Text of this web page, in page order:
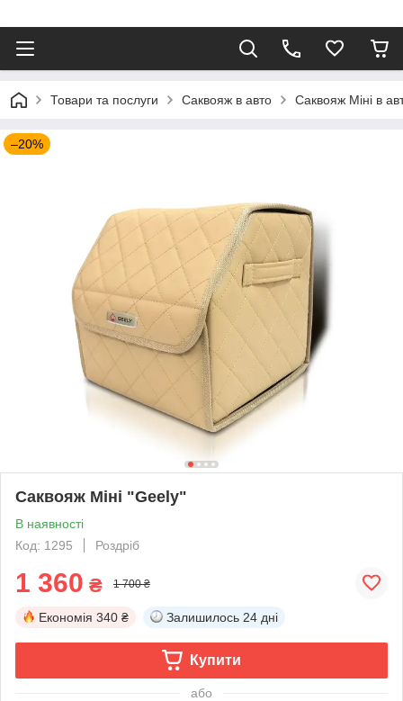
Товари та послуги Саквояж в авто Саквояж Міні в
–20%
Саквояж Міні "Geely"
В наявності
Код: 1295
Роздріб
1 360 ₴ 1 700 ₴
Економія 340 ₴ Залишилось 24 дні
Купити
або